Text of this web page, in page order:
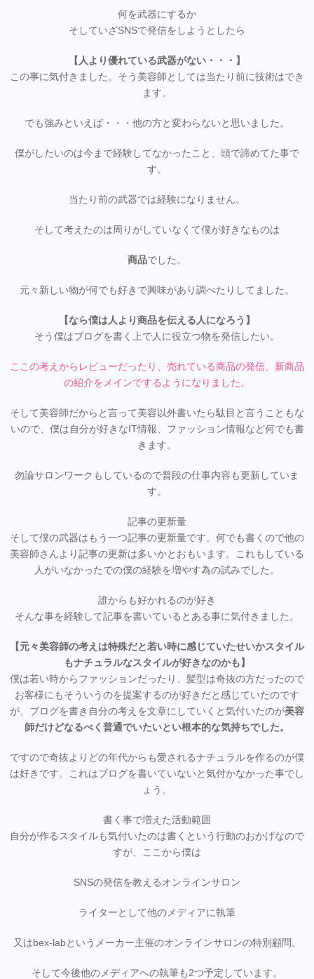
何を武器にするか
そしていざSNSで発信をしようとしたら
【人より優れている武器がない・・・】
この事に気付きました。そう美容師としては当たり前に技術はでき
ます。
でも強みといえば・・・他の方と変わらないと思いました。
僕がしたいのは今まで経験してなかったこと、頭で諦めてた事で
す。
当たり前の武器では経験になりません。
そして考えたのは周りがしていなくて僕が好きなものは
商品でした。
元々新しい物が何でも好きで興味があり調べたりしてました。
【なら僕は人より商品を伝える人になろう】
そう僕はブログを書く上で人に役立つ物を発信したい。
ここの考えからレビューだったり、売れている商品の発信、新商品
の紹介をメインでするようになりました。
そして美容師だからと言って美容以外書いたら駄目と言うこともな
いので、僕は自分が好きなIT情報、ファッション情報など何でも書
きます。
勿論サロンワークもしているので普段の仕事内容も更新していま
す。
記事の更新量
そして僕の武器はもう一つ記事の更新量です。何でも書くので他の
美容師さんより記事の更新は多いかとおもいます。これもしている
人がいなかったでの僕の経験を増やす為の試みでした。
誰からも好かれるのが好き
そんな事を経験して記事を書いているとある事に気付きました。
【元々美容師の考えは特殊だと若い時に感じていたせいかスタイル
もナチュラルなスタイルが好きなのかも】
僕は若い時からファッションだったり、髪型は奇抜の方だったので
お客様にもそういうのを提案するのが好きだと感じていたのです
が、ブログを書き自分の考えを文章にしていくと気付いたのが美容
師だけどなるべく普通でいたいとい根本的な気持ちでした。
ですので奇抜よりどの年代からも愛されるナチュラルを作るのが僕
は好きです。これはブログを書いていないと気付かなかった事でし
ょう。
書く事で増えた活動範囲
自分が作るスタイルも気付いたのは書くという行動のおかげなので
すが、ここから僕は
SNSの発信を教えるオンラインサロン
ライターとして他のメディアに執筆
又はbex-labというメーカー主催のオンラインサロンの特別顧問。
そして今後他のメディアへの執筆も2つ予定しています。